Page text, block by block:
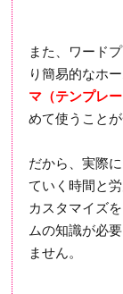
また、ワード
り簡易的なホ
マ（テンプレ
めて使うことが
だから、実際
ていく時間と
カスタマイズ
ムの知識が必
ません。